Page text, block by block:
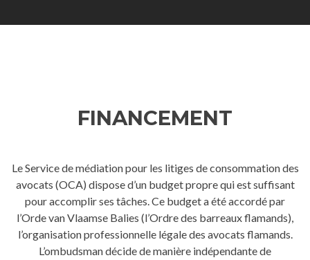
FINANCEMENT
Le Service de médiation pour les litiges de consommation des
avocats (OCA) dispose d’un budget propre qui est suffisant
pour accomplir ses tâches. Ce budget a été accordé par
l’Orde van Vlaamse Balies (l’Ordre des barreaux flamands),
l’organisation professionnelle légale des avocats flamands.
L’ombudsman décide de manière indépendante de